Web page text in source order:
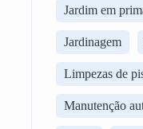
Jardim em
Jardinagem
Limpezas de
Manutenção